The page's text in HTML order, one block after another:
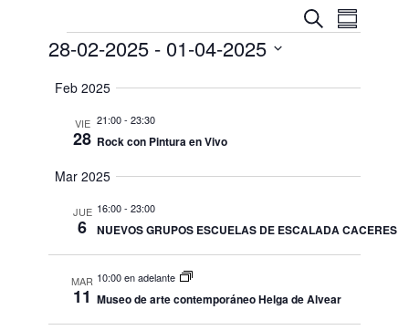
y
Eventos
Buscar
de
Evento
Resumen
Eventos
28-02-2025 - 01-04-2025
fecha.
Feb 2025
VIE
28
21:00-23:30
Rock con Pintura en Vivo
Mar 2025
JUE
6
16:00-23:00
NUEVOS GRUPOS ESCUELAS DE ESCALADA CACERES
MAR
11
10:00 en adelante
Museo de arte contemporáneo Helga de Alvear